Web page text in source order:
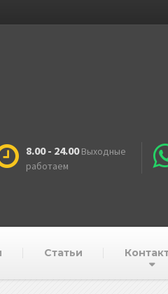
8.00 - 24.00 Выходные
работаем
Статьи